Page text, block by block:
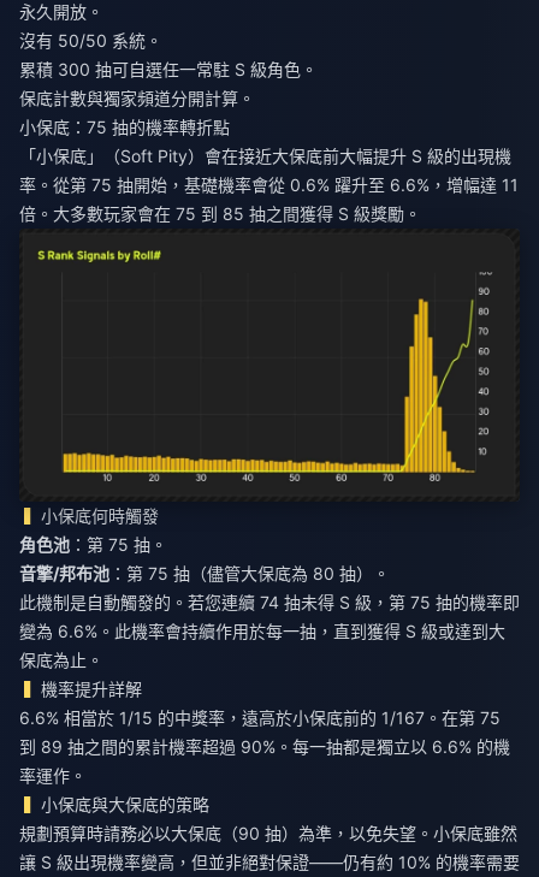
永久開放。
沒有 50/50 系統。
累積 300 抽可自選任一常駐 S 級角色。
保底計數與獨家頻道分開計算。
小保底：75 抽的機率轉折點
「小保底」（Soft Pity）會在接近大保底前大幅提升 S 級的出現機
率。從第 75 抽開始，基礎機率會從 0.6% 躍升至 6.6%，增幅達 11
倍。大多數玩家會在 75 到 85 抽之間獲得 S 級獎勵。
小保底何時觸發
角色池 ：第 75 抽。
音擎/邦布池 ：第 75 抽（儘管大保底為 80 抽）。
此機制是自動觸發的。若您連續 74 抽未得 S 級，第 75 抽的機率即
變為 6.6%。此機率會持續作用於每一抽，直到獲得 S 級或達到大
保底為止。
機率提升詳解
6.6% 相當於 1/15 的中獎率，遠高於小保底前的 1/167。在第 75
到 89 抽之間的累計機率超過 90%。每一抽都是獨立以 6.6% 的機
率運作。
小保底與大保底的策略
規劃預算時請務必以大保底（90 抽）為準，以免失望。小保底雖然
讓 S 級出現機率變高，但並非絕對保證——仍有約 10% 的機率需要